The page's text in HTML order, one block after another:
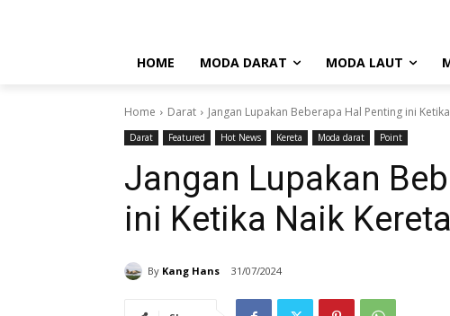
HOME MODA DARAT MODA LAUT
Home Darat Jangan Lupakan Beberapa Hal Penting ini
Darat Featured Hot News Kereta Moda darat Point
Jangan Lupakan
ini Ketika Naik
By Kang Hans 31/07/2024